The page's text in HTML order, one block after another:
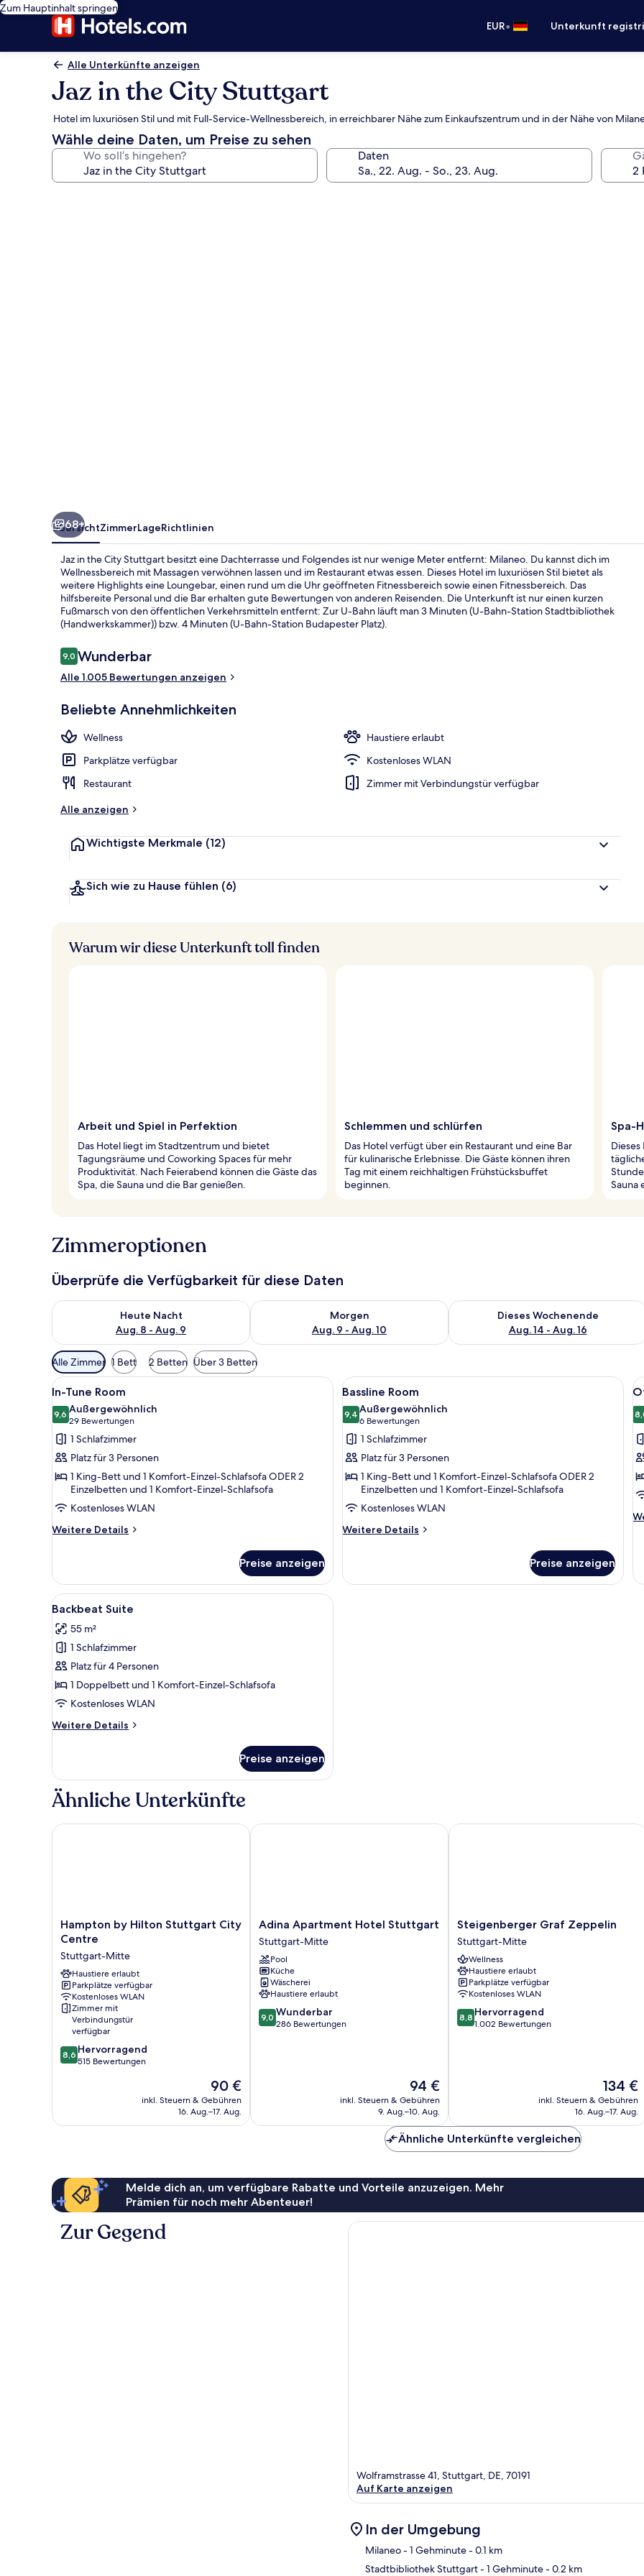
Zum Hauptinhalt springen
EUR• Unterkunft
Alle Unterkünfte anzeigen
Jaz in the City Stuttgart
Hotel im luxuriösen Stil und mit Full-Service-Wellnessbereich, in erreichbarer Nähe zum Einkaufszentrum und in der Nähe von
Wähle deine Daten, um Preise zu sehen
Wo soll’s hingehen? Daten
Außenbereich
68+
ÜbersichtZimmerLageRichtlinien
Jaz in the City Stuttgart besitzt eine Dachterrasse und Folgendes ist nur wenige Meter entfernt: Milaneo. Du kannst dich im
Wellnessbereich mit Massagen verwöhnen lassen und im Restaurant etwas essen. Dieses Hotel im luxuriösen Stil bietet als
weitere Highlights eine Loungebar, einen rund um die Uhr geöffneten Fitnessbereich sowie einen Fitnessbereich. Das
hilfsbereite Personal und die Bar erhalten gute Bewertungen von anderen Reisenden. Die Unterkunft ist nur einen kurzen
Fußmarsch von den öffentlichen Verkehrsmitteln entfernt: Zur U-Bahn läuft man 3 Minuten (U-Bahn-Station Stadtbibliothek
(Handwerkskammer)) bzw. 4 Minuten (U-Bahn-Station Budapester Platz).
Bewertungen
9,09,0 von 10.
Wunderbar
Alle 1.005 Bewertungen anzeigen
Beliebte Annehmlichkeiten
Wellness
Haustiere erlaubt
Parkplätze verfügbar
Kostenloses WLAN
Restaurant
Zimmer mit Verbindungstür verfügbar
Alle anzeigen
Wichtigste Merkmale (12)
Sich wie zu Hause fühlen (6)
Warum wir diese Unterkunft toll finden
Arbeit und Spiel in Perfektion
Das Hotel liegt im Stadtzentrum und bietet
Tagungsräume und Coworking Spaces für mehr
Produktivität. Nach Feierabend können die Gäste das
Spa, die Sauna und die Bar genießen.
Schlemmen und schlürfen
Das Hotel verfügt über ein Restaurant und eine Bar
für kulinarische Erlebnisse. Die Gäste können ihren
Tag mit einem reichhaltigen Frühstücksbuffet
beginnen.
Spa-
Sauna
Zimmeroptionen
Überprüfe die Verfügbarkeit für diese Daten
Heute Nacht
Aug. 8 - Aug. 9
Überprüfe die Verfügbarkeit für heute Nacht, Aug. 8 - Aug. 9.
Morgen
Aug. 9 - Aug. 10
Überprüfe die Verfügbarkeit für morgen, Aug. 9 - Aug. 10.
Dieses Wochenende
Aug. 14 - Aug. 16
Überprüfe die Verfügbarkeit für
Verfügbare
Filter
für
Zimmer
Alle Zimmer 1 Bett 2 Betten Über 3 Betten
Alle
Fotos
für
In-
Tune
Room
anzeigen
Ein modernes Badezimmer mit großem Spiegel, Waschtisch und Handtuchhalter.
7
In-Tune Room
9,69,6 von 10
Außergewöhnlich
29 Bewertungen
(29
Bewertungen)
1 Schlafzimmer
Platz für 3 Personen
1 King-Bett und 1 Komfort-Einzel-Schlafsofa ODER 2
Einzelbetten und 1 Komfort-Einzel-Schlafsofa
Kostenloses WLAN
Weitere Details
Weitere
Tune
Room
Preise anzeigen
Alle
Fotos
für
Bassline
Room
anzeigen
Ein modernes Badezimmer mit
7
Bassline Room
9,49,4 von 10
Außergewöhnlich
6 Bewertungen
(6
Bewertungen)
1 Schlafzimmer
Platz für 3 Personen
1 King-Bett und 1 Komfort-Einzel-Schlafsofa ODER 2
Einzelbetten und 1 Komfort-Einzel-Schlafsofa
Kostenloses WLAN
Weitere Details
Weitere
Room
Preise anzeigen
Alle
Fotos
für
Backbeat
Suite
anzeigen
Ein zusammengerollter Gegenstand mit dem Text 'jaz in the city'.
6
Backbeat Suite
55 m²
1 Schlafzimmer
Platz für 4 Personen
1 Doppelbett und 1 Komfort-Einzel-Schlafsofa
Kostenloses WLAN
Weitere Details
Weitere
Suite
Preise anzeigen
Ähnliche Unterkünfte
Hampton
by
Stuttgart
City
Centre
Stuttgart-
Mitte
Hampton by Hilton Stuttgart City
Centre
Stuttgart-Mitte
Haustiere erlaubt
Parkplätze verfügbar
Kostenloses WLAN
Zimmer mit
Verbindungstür
verfügbar
8.6
von
8,6 Hervorragend
515 Bewertungen
Der
Preis
beträgt
90 €
inkl. Steuern & Gebühren
16. Aug.–17. Aug.
Hampton by Hilton Stuttgart City Centre
Adina
Apartment
Hotel
Stuttgart
Stuttgart-
Mitte
Adina Apartment Hotel Stuttgart
Stuttgart-Mitte
Pool
Küche
Wäscherei
Haustiere erlaubt
9.0
von
9,0 Wunderbar
286 Bewertungen
Der
Preis
beträgt
94 €
inkl. Steuern & Gebühren
9. Aug.–10. Aug.
Adina Apartment Hotel Stuttgart
Steigenberger
Graf
Zeppelin
Stuttgart-
Mitte
Steigenberger Graf Zeppelin
Stuttgart-Mitte
Wellness
Haustiere erlaubt
Parkplätze verfügbar
Kostenloses WLAN
8.8
von
8,8 Hervorragend
1.002 Bewertungen
Der
Preis
beträgt
134 €
inkl. Steuern & Gebühren
16. Aug.–17. Aug.
Steigenberger Graf Zeppelin
Ähnliche Unterkünfte vergleichen
Melde dich an, um verfügbare Rabatte und Vorteile anzuzeigen. Mehr
Prämien für noch mehr Abenteuer!
Zur Gegend
Wolframstrasse 41, Stuttgart, DE, 70191
Auf Karte anzeigen
In der Umgebung
Milaneo- 1 Gehminute- 0.1 km
Stadtbibliothek Stuttgart- 1 Gehminute- 0.2 km